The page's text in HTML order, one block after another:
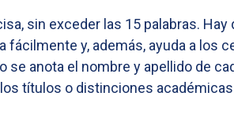
sin exceder las 15 palabras.
y, además, ayuda a los
anota el nombre y apellido de
títulos o distinciones